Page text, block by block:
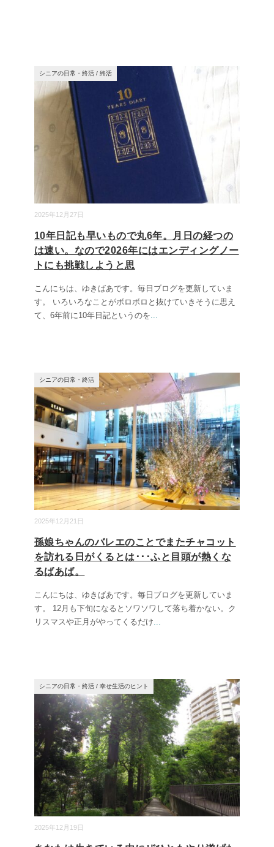
2025年12月27日
シニアの日常・終活 / 終活
10年日記も早いもので丸6年。月日の経つの
は速い。なので2026年にはエンディングノー
トにも挑戦しようと思
こんにちは、ゆきばあです。毎日ブログを更新していま
す。 いろいろなことがボロボロと抜けていきそうに思え
て、6年前に10年日記というのを...
2025年12月21日
シニアの日常・終活
孫娘ちゃんのバレエのことでまたチャコット
を訪れる日がくるとは･･･ふと目頭が熱くな
るばあば。
こんにちは、ゆきばあです。毎日ブログを更新していま
す。 12月も下旬になるとソワソワして落ち着かない。ク
リスマスや正月がやってくるだけ...
2025年12月19日
シニアの日常・終活 / 幸せ生活のヒント